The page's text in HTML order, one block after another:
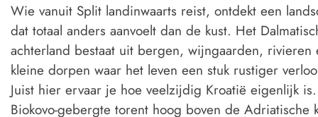
Wie vanuit Split landinwaarts reist, ontdekt een
dat totaal anders aanvoelt dan de kust. Het
achterland bestaat uit bergen, wijngaarden, rivieren
kleine dorpen waar het leven een stuk rustiger
Juist hier ervaar je hoe veelzijdig Kroatië eigenlijk
Biokovo-gebergte torent hoog boven de Adriatische